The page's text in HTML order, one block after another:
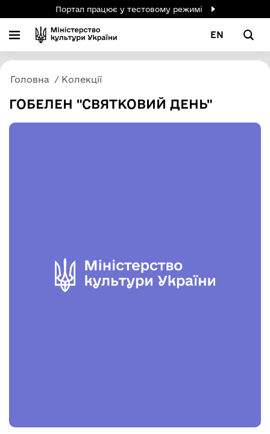
Портал працює у тестовому режимі
EN
Головна Колекції
ГОБЕЛЕН "СВЯТКОВИЙ ДЕНЬ"